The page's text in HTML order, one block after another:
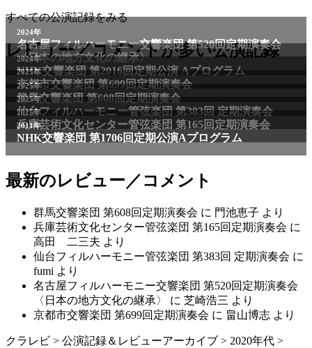
すべての公演記録をみる
レビュー／コメントが多い公演記録
2024年
名古屋フィルハーモニー交響楽団 第520回定期演奏会
〈日本の地方文化の継承〉
2024年
NHK交響楽団 第2016回定期公演 Aプログラム
2025年
京都市交響楽団 第699回定期演奏会
2025年
群馬交響楽団 第608回定期演奏会
2025年
仙台フィルハーモニー管弦楽団 第383回 定期演奏会
2025年
兵庫芸術文化センター管弦楽団 第165回定期演奏会
2011年
NHK交響楽団 第1706回定期公演Aプログラム
最新のレビュー／コメント
群馬交響楽団 第608回定期演奏会 に 門池恵子 より
兵庫芸術文化センター管弦楽団 第165回定期演奏会 に
高田 二三夫 より
仙台フィルハーモニー管弦楽団 第383回 定期演奏会 に
fumi より
名古屋フィルハーモニー交響楽団 第520回定期演奏会
〈日本の地方文化の継承〉
に 芝崎浩三 より
京都市交響楽団 第699回定期演奏会 に 畠山博志 より
クラレビ > 公演記録＆レビューアーカイブ > 2020年代 >